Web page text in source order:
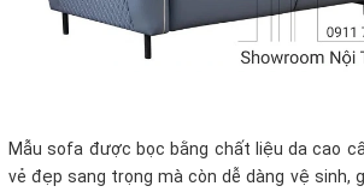
Mẫu sofa được bọc bằng chất liệu da cao
vẻ đẹp sang trọng mà còn dễ dàng vệ sinh,